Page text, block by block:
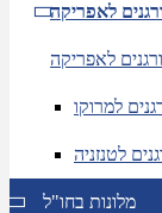
לאפריקה
לאפריקה
למרוקו
לטנזניה
מלונות בחו"ל